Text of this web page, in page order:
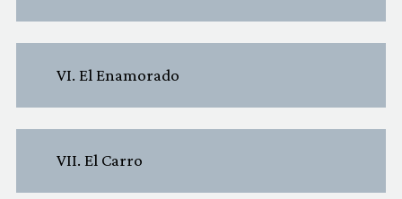
VI. El Enamorado
VII. El Carro